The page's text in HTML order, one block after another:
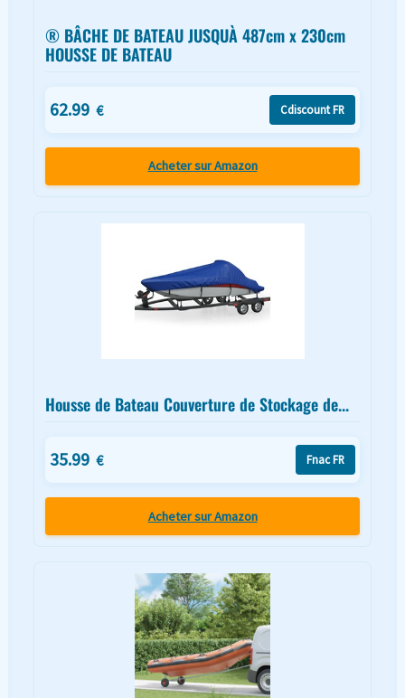
® BÂCHE DE BATEAU JUSQUÀ 487cm x 230cm
HOUSSE DE BATEAU
62.99 € Cdiscount FR
Acheter sur Amazon
Housse de Bateau Couverture de Stockage de...
35.99 € Fnac FR
Acheter sur Amazon